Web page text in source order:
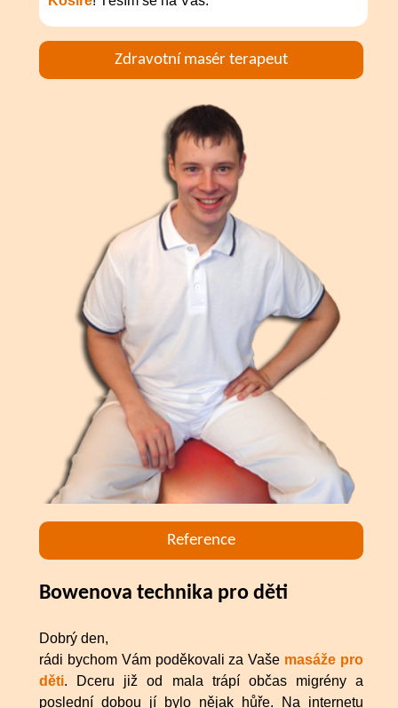
Zdravotní masér terapeut
Reference
Bowenova technika pro děti
Dobrý den,
rádi bychom Vám poděkovali za Vaše masáže pro
děti. Dceru již od mala trápí občas migrény a
poslední dobou jí bylo nějak hůře. Na internetu